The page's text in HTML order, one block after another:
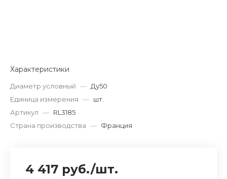
Характеристики
Диаметр условный — Ду50
Единица измерения — шт.
Артикул — RL3185
Страна производства — Франция
4 417 руб./шт.